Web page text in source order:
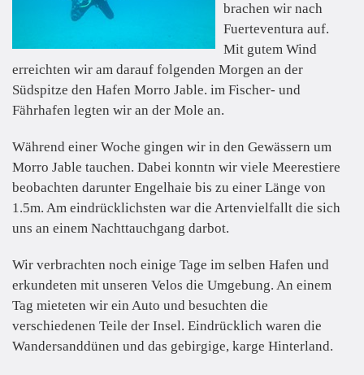
brachen wir nach
Fuerteventura auf.
Mit gutem Wind
erreichten wir am darauf folgenden Morgen an der
Südspitze den Hafen Morro Jable. im Fischer- und
Fährhafen legten wir an der Mole an.
Während einer Woche gingen wir in den Gewässern um
Morro Jable tauchen. Dabei konntn wir viele Meerestiere
beobachten darunter Engelhaie bis zu einer Länge von
1.5m. Am eindrücklichsten war die Artenvielfallt die sich
uns an einem Nachttauchgang darbot.
Wir verbrachten noch einige Tage im selben Hafen und
erkundeten mit unseren Velos die Umgebung. An einem
Tag mieteten wir ein Auto und besuchten die
verschiedenen Teile der Insel. Eindrücklich waren die
Wandersanddünen und das gebirgige, karge Hinterland.